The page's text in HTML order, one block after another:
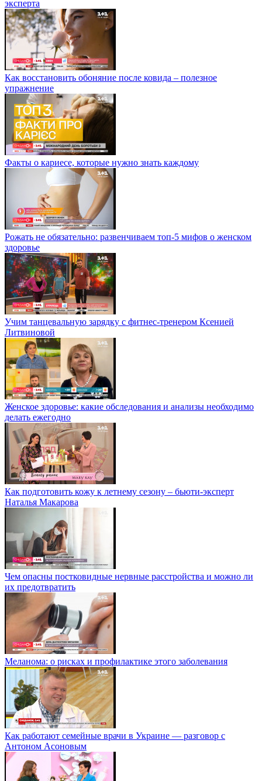
эксперта
Как восстановить обоняние после ковида – полезное
упражнение
Факты о кариесе, которые нужно знать каждому
Рожать не обязательно: развенчиваем топ-5 мифов о женском
здоровье
Учим танцевальную зарядку с фитнес-тренером Ксенией
Литвиновой
Женское здоровье: какие обследования и анализы необходимо
делать ежегодно
Как подготовить кожу к летнему сезону – бьюти-эксперт
Наталья Макарова
Чем опасны постковидные нервные расстройства и можно ли
их предотвратить
Меланома: о рисках и профилактике этого заболевания
Как работают семейные врачи в Украине — разговор с
Антоном Асоновым